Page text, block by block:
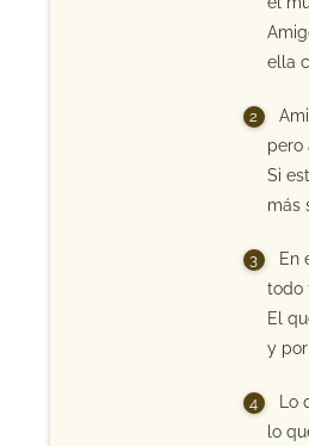
ella
pero
Si
más
En
todo
El
y
lo